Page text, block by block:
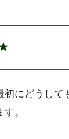
にどうし
。